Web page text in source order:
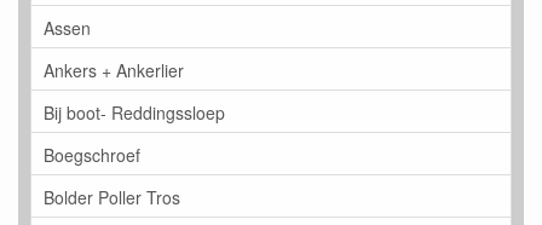
Assen
Ankers + Ankerlier
Bij boot- Reddingssloep
Boegschroef
Bolder Poller Tros